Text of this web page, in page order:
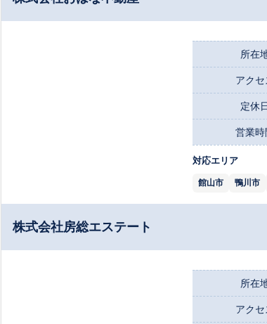
所在
アクセ
定休
営業時
対応エリア
館山市 鴨川市
株式会社房総エステート
所在
アクセ